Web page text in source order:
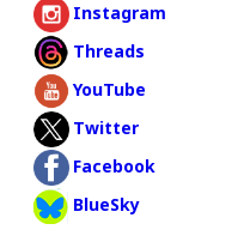
Instagram
Threads
YouTube
Twitter
Facebook
BlueSky